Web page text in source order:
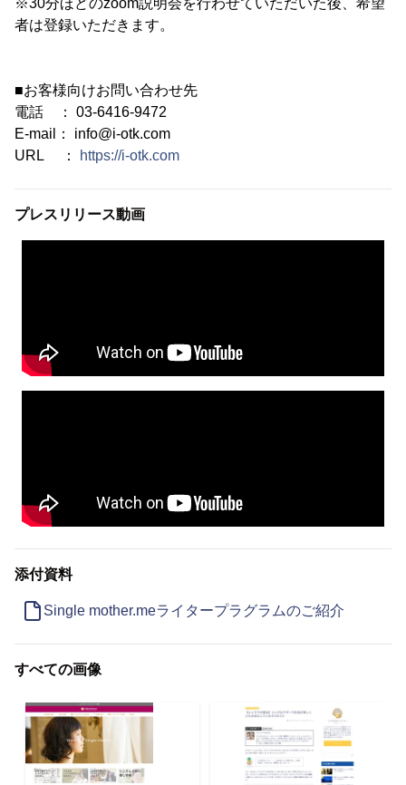
者は登録いただきます。
■お客様向けお問い合わせ先
電話 ： 03-6416-9472
E-mail： info@i-otk.com
URL ：
https://i-otk.com
プレスリリース動画
添付資料
Single mother.meライタープラグラムのご紹介
すべての画像